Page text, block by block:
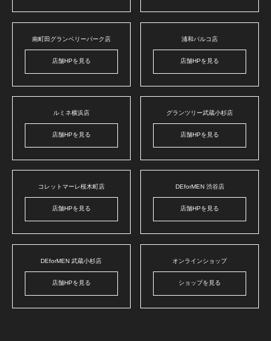
南町田グランベリーパーク店
店舗HPを見る
浦和パルコ店
店舗HPを見る
ルミネ横浜店
店舗HPを見る
グランツリー武蔵小杉店
店舗HPを見る
コレットマーレ桜木町店
店舗HPを見る
DEforMEN 渋谷店
店舗HPを見る
DEforMEN 武蔵小杉店
店舗HPを見る
オンラインショップ
ショップを見る